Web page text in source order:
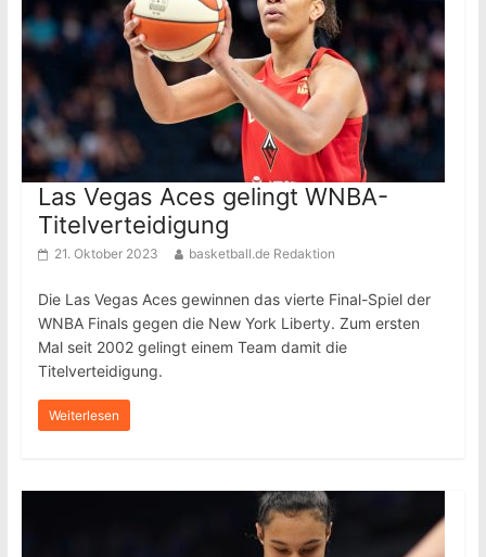
Las Vegas Aces gelingt WNBA-
Titelverteidigung
21. Oktober 2023 basketball.de Redaktion
Die Las Vegas Aces gewinnen das vierte Final-Spiel der
WNBA Finals gegen die New York Liberty. Zum ersten
Mal seit 2002 gelingt einem Team damit die
Titelverteidigung.
Weiterlesen